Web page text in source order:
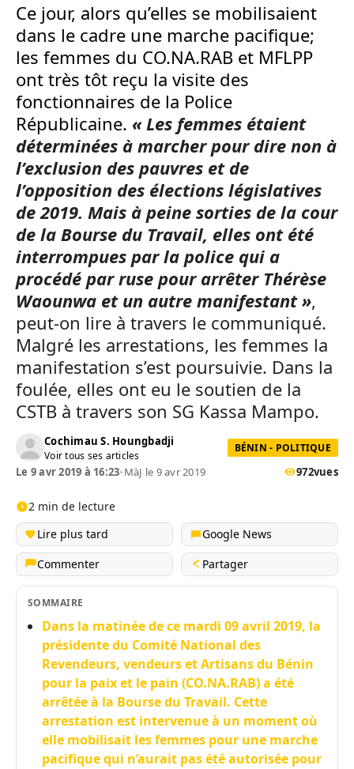
Ce jour, alors qu’elles se mobilisaient
dans le cadre une marche pacifique;
les femmes du CO.NA.RAB et MFLPP
ont très tôt reçu la visite des
fonctionnaires de la Police
Républicaine. « Les femmes étaient
déterminées à marcher pour dire non à
l’exclusion des pauvres et de
l’opposition des élections législatives
de 2019. Mais à peine sorties de la cour
de la Bourse du Travail, elles ont été
interrompues par la police qui a
procédé par ruse pour arrêter Thérèse
Waounwa et un autre manifestant »,
peut-on lire à travers le communiqué.
Malgré les arrestations, les femmes la
manifestation s’est poursuivie. Dans la
foulée, elles ont eu le soutien de la
CSTB à travers son SG Kassa Mampo.
Cochimau S. Houngbadji
Voir tous ses articles
BÉNIN - POLITIQUE
Le 9 avr 2019 à 16:23•MàJ le 9 avr 2019 972vues
2 min de lecture
Lire plus tard
Google News
Commenter
Partager
SOMMAIRE
Dans la matinée de ce mardi 09 avril 2019, la
présidente du Comité National des
Revendeurs, vendeurs et Artisans du Bénin
pour la paix et le pain (CO.NA.RAB) a été
arrêtée à la Bourse du Travail. Cette
arrestation est intervenue à un moment où
elle mobilisait les femmes pour une marche
pacifique qui n’aurait pas été autorisée pour